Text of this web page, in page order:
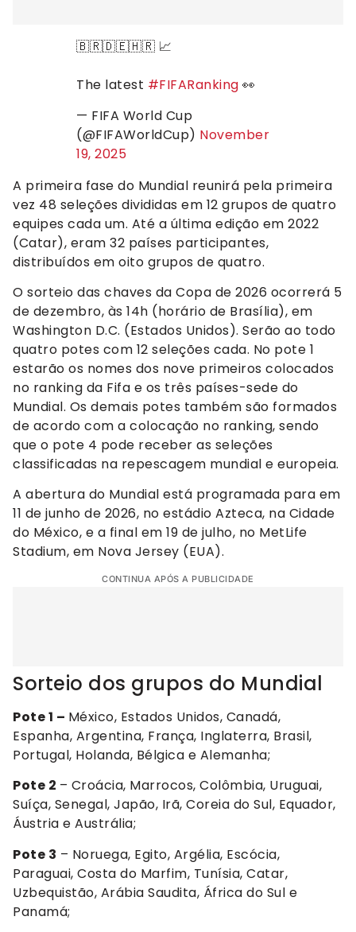
🇧🇷🇩🇪🇭🇷 📈
The latest #FIFARanking 👀
— FIFA World Cup
(@FIFAWorldCup) November
19, 2025
A primeira fase do Mundial reunirá pela primeira
vez 48 seleções divididas em 12 grupos de quatro
equipes cada um. Até a última edição em 2022
(Catar), eram 32 países participantes,
distribuídos em oito grupos de quatro.
O sorteio das chaves da Copa de 2026 ocorrerá 5
de dezembro, às 14h (horário de Brasília), em
Washington D.C. (Estados Unidos). Serão ao todo
quatro potes com 12 seleções cada. No pote 1
estarão os nomes dos nove primeiros colocados
no ranking da Fifa e os três países-sede do
Mundial. Os demais potes também são formados
de acordo com a colocação no ranking, sendo
que o pote 4 pode receber as seleções
classificadas na repescagem mundial e europeia.
A abertura do Mundial está programada para em
11 de junho de 2026, no estádio Azteca, na Cidade
do México, e a final em 19 de julho, no MetLife
Stadium, em Nova Jersey (EUA).
CONTINUA APÓS A PUBLICIDADE
Sorteio dos grupos do Mundial
Pote 1 – México, Estados Unidos, Canadá,
Espanha, Argentina, França, Inglaterra, Brasil,
Portugal, Holanda, Bélgica e Alemanha;
Pote 2 – Croácia, Marrocos, Colômbia, Uruguai,
Suíça, Senegal, Japão, Irã, Coreia do Sul, Equador,
Áustria e Austrália;
Pote 3 – Noruega, Egito, Argélia, Escócia,
Paraguai, Costa do Marfim, Tunísia, Catar,
Uzbequistão, Arábia Saudita, África do Sul e
Panamá;